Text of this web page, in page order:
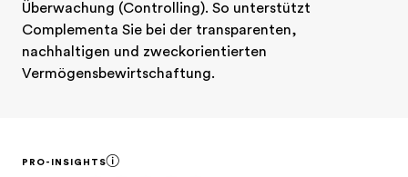
Überwachung (Controlling). So unterstützt
Complementa Sie bei der transparenten,
nachhaltigen und zweckorientierten
Vermögensbewirtschaftung.
PRO-INSIGHTS